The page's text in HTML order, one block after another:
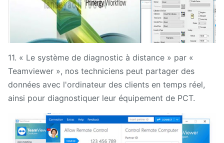
11. « Le système de diagnostic à distance » par «
Teamviewer », nos techniciens peut partager des
données avec l'ordinateur des clients en temps réel,
ainsi pour diagnostiquer leur équipement de PCT.